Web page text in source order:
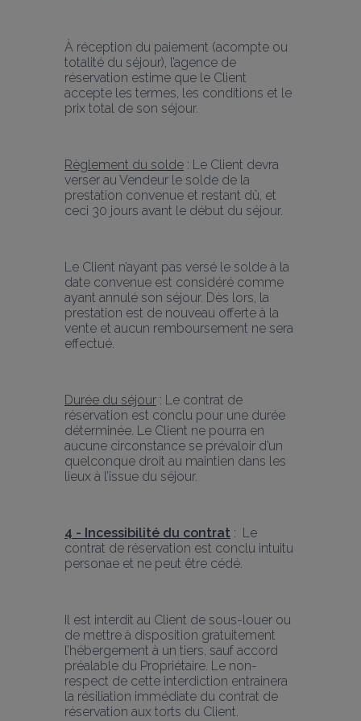
À réception du paiement (acompte ou
totalité du séjour), l’agence de
réservation estime que le Client
accepte les termes, les conditions et le
prix total de son séjour.
Règlement du solde : Le Client devra
verser au Vendeur le solde de la
prestation convenue et restant dû, et
ceci 30 jours avant le début du séjour.
Le Client n’ayant pas versé le solde à la
date convenue est considéré comme
ayant annulé son séjour. Dès lors, la
prestation est de nouveau offerte à la
vente et aucun remboursement ne sera
effectué.
Durée du séjour : Le contrat de
réservation est conclu pour une durée
déterminée. Le Client ne pourra en
aucune circonstance se prévaloir d’un
quelconque droit au maintien dans les
lieux à l’issue du séjour.
4 - Incessibilité du contrat :  Le
contrat de réservation est conclu intuitu
personae et ne peut être cédé.
Il est interdit au Client de sous-louer ou
de mettre à disposition gratuitement
l’hébergement à un tiers, sauf accord
préalable du Propriétaire. Le non-
respect de cette interdiction entrainera
la résiliation immédiate du contrat de
réservation aux torts du Client.